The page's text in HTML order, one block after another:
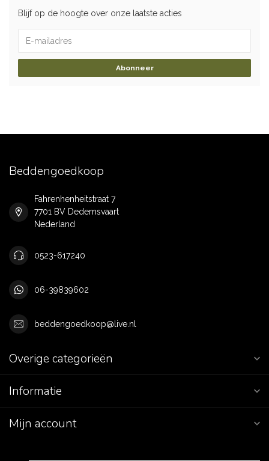
Blijf op de hoogte over onze laatste acties
Abonneer
Beddengoedkoop
Fahrenhenheitstraat 7
7701 BV Dedemsvaart
Nederland
0523-617240
06-39839602
beddengoedkoop@live.nl
Overige categorieën
Informatie
Mijn account